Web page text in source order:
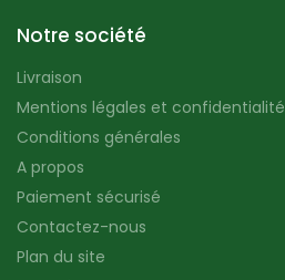
Notre société
Livraison
Mentions légales et confidentialité
Conditions générales
A propos
Paiement sécurisé
Contactez-nous
Plan du site